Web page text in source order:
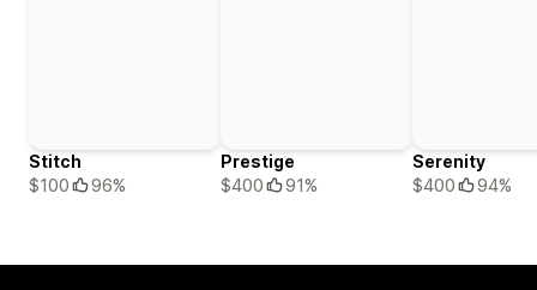
Stitch
$100
96%
Prestige
$400
91%
Serenity
$400
94%